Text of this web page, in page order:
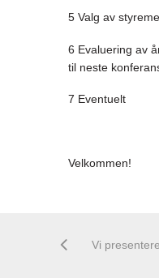
5 Valg av
6 Evaluering av
til neste
7 Eventuelt
Velkommen!